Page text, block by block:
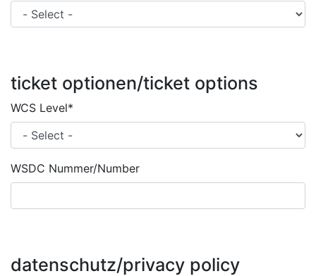
ticket optionen/ticket options
WCS Level*
WSDC Nummer/Number
datenschutz/privacy policy